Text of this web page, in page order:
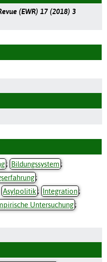
(EWR) 17 (2018) 3
; Bildungssystem ;
;
Asylpolitik ; Integration;
Untersuchung;